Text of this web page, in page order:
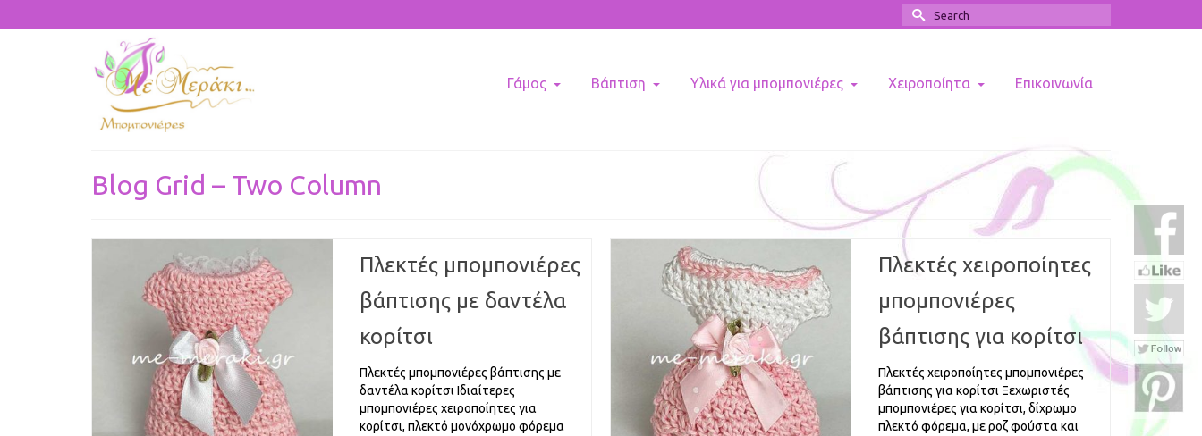
Search
for:
Γάμος Βάπτιση Υλικά για μπομπονιέρες Χειροποίητα Επικοινωνία
Blog Grid – Two Column
Πλεκτές μπομπονιέρες
βάπτισης με δαντέλα
κορίτσι
Πλεκτές μπομπονιέρες βάπτισης με
δαντέλα κορίτσι Ιδιαίτερες
μπομπονιέρες χειροποίητες για
κορίτσι, πλεκτό μονόχρωμο φόρεμα
Πλεκτές χειροποίητες
μπομπονιέρες
βάπτισης για κορίτσι
Πλεκτές χειροποίητες μπομπονιέρες
βάπτισης για κορίτσι Ξεχωριστές
μπομπονιέρες για κορίτσι, δίχρωμο
πλεκτό φόρεμα, με ροζ φούστα και